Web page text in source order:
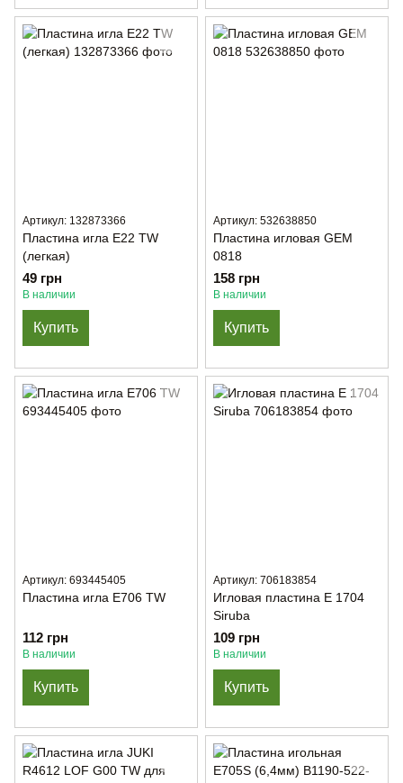
Артикул: 132873366
Пластина игла E22 TW
(легкая)
49 грн
В наличии
Купить
Артикул: 532638850
Пластина игловая GEM
0818
158 грн
В наличии
Купить
Артикул: 693445405
Пластина игла Е706 TW
112 грн
В наличии
Купить
Артикул: 706183854
Игловая пластина Е 1704
Siruba
109 грн
В наличии
Купить